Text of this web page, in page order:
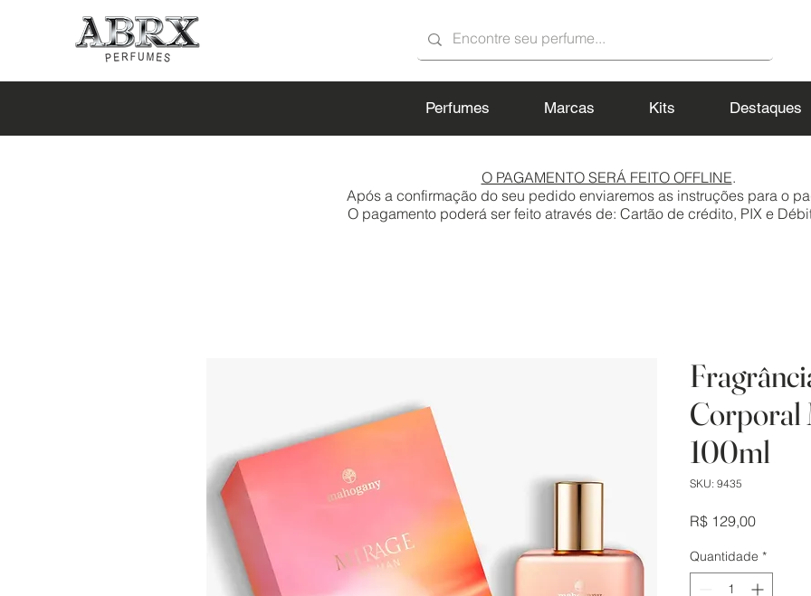
Perfumes Marcas Kits Destaques
O PAGAMENTO SERÁ FEITO OFFLINE.
Após a confirmação do seu pedido enviaremos as instruções para o
O pagamento poderá ser feito através de: Cartão de crédito, PIX e
Corporal
100ml
SKU: 9435
R$ 129,00Preço
Quantidade *